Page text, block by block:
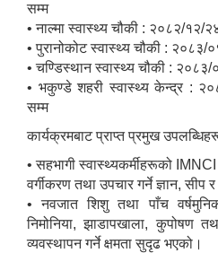
सम्म
• नाल्मा स्वास्थ्य चौकी : २०८२/
• पुरानोकोट स्वास्थ्य चौकी :
• चण्डिस्थान स्वास्थ्य चौकी :
• भकुण्डे शहरी स्वास्थ्य केन्द्र :
सम्म
कार्यक्रमबाट प्राप्त प्रमुख
• सहभागी स्वास्थ्यकर्मीहरूको
वर्गीकरण तथा उपचार गर्ने ज्ञान, सीप
• नवजात शिशु तथा पाँच
निमोनिया, झाडापखाला,
व्यवस्थापन गर्ने क्षमता सुदृढ भएको।